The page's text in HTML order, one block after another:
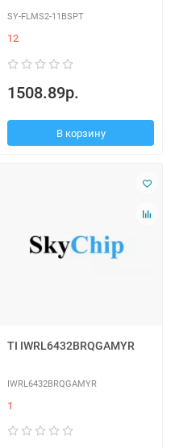
SY-FLMS2-11BSPT
12
1508.89р.
В корзину
TI IWRL6432BRQGAMYR
IWRL6432BRQGAMYR
1